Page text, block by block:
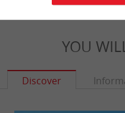
YOU
Discover